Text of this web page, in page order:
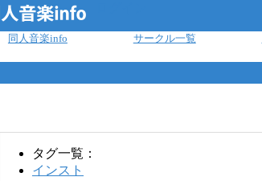
同人音楽info サークル一覧
タグ一覧：
インスト